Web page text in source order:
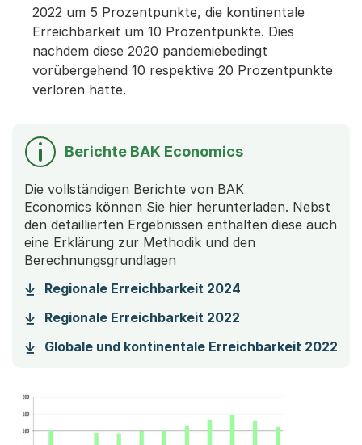
2022 um 5 Prozentpunkte, die kontinentale
Erreichbarkeit um 10 Prozentpunkte. Dies
nachdem diese 2020 pandemiebedingt
vorübergehend 10 respektive 20 Prozentpunkte
verloren hatte.
Berichte BAK Economics
Die vollständigen Berichte von BAK
Economics können Sie hier herunterladen. Nebst
den detaillierten Ergebnissen enthalten diese auch
eine Erklärung zur Methodik und den
Berechnungsgrundlagen
Regionale Erreichbarkeit 2024
Regionale Erreichbarkeit 2022
Globale und kontinentale Erreichbarkeit 2022